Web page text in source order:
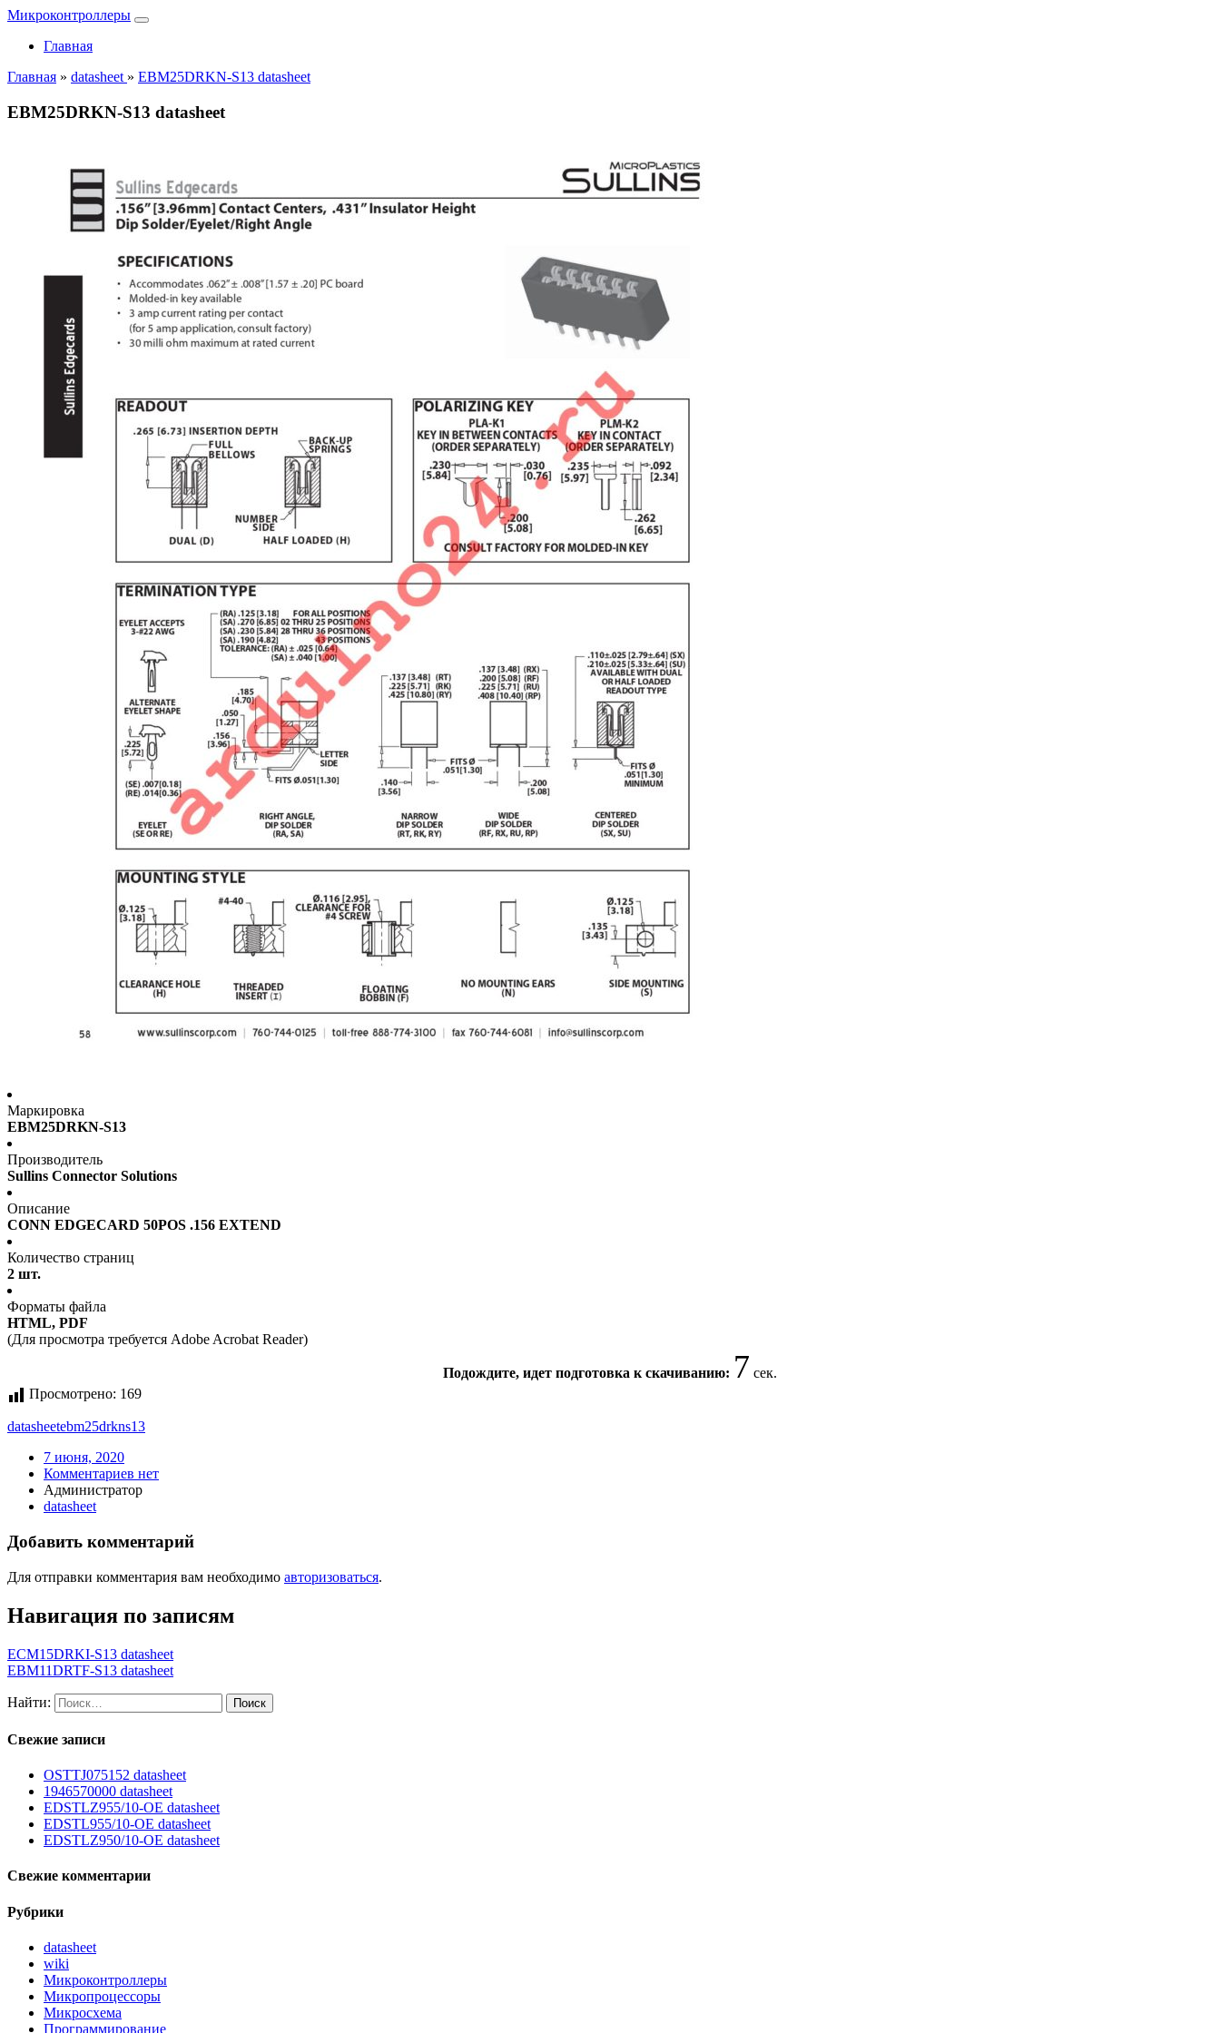
Микроконтроллеры
Главная
Главная » datasheet » EBM25DRKN-S13 datasheet
EBM25DRKN-S13 datasheet
Маркировка
EBM25DRKN-S13
Производитель
Sullins Connector Solutions
Описание
CONN EDGECARD 50POS .156 EXTEND
Количество страниц
2 шт.
Форматы файла
HTML, PDF
(Для просмотра требуется Adobe Acrobat Reader)
Подождите, идет подготовка к скачиванию: 6 сек.
Просмотрено: 169
datasheetebm25drkns13
7 июня, 2020
Комментариев нет
Администратор
datasheet
Добавить комментарий
Для отправки комментария вам необходимо авторизоваться.
Навигация по записям
ECM15DRKI-S13 datasheet
EBM11DRTF-S13 datasheet
Найти:
Свежие записи
OSTTJ075152 datasheet
1946570000 datasheet
EDSTLZ955/10-OE datasheet
EDSTL955/10-OE datasheet
EDSTLZ950/10-OE datasheet
Свежие комментарии
Рубрики
datasheet
wiki
Микроконтроллеры
Микропроцессоры
Микросхема
Программирование